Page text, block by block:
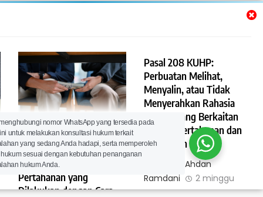
Pasal 209 KUHP:
Pemberatan Pidana
terhadap Tindak Pidana
Rahasia Negara dan
Pertahanan yang
Dilakukan dengan Cara
Pasal 208 KUHP:
Perbuatan Melihat,
Menyalin, atau Tidak
Menyerahkan Rahasia
Negara yang Berkaitan
dengan Pertahanan dan
Keamanan Negara
Lawyer Ahdan
Ramdani
2 minggu
ago
0
nomor WhatsApp yang tersedia pada
untuk melakukan konsultasi hukum terkait
yang sedang Anda hadapi, serta memperoleh
sesuai dengan kebutuhan penanganan
hukum Anda.